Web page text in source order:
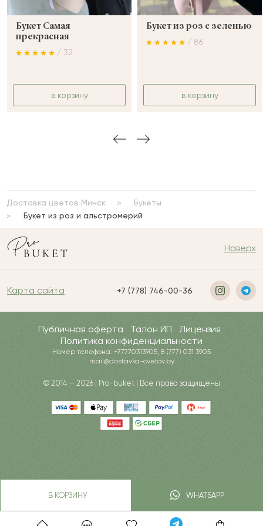
В КОРЗИНУ WHATSAPP
Букет Самая
прекрасная
/ 32
в корзину
Букет из роз с зеленью
/ 86
в корзину
Доставка цветов Минск
Букеты
Букет из роз и альстромерий
Наверх
Карта сайта +7 (778) 746-00-36
Публичная оферта Талон ИП
Лицензия
Политика конфиденциальности
Номер телефона: +77770313905, 8 (777) 031 3905
mail@dostavka-cvetov.by
© 2014 — 2026 | Pro-buket | Все права защищены